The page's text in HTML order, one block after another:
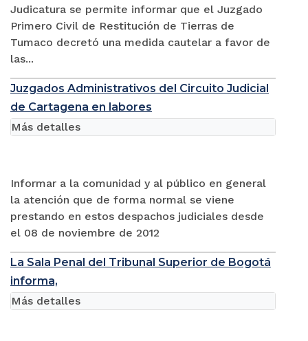
Judicatura se permite informar que el Juzgado
Primero Civil de Restitución de Tierras de
Tumaco decretó una medida cautelar a favor de
las...
Juzgados Administrativos del Circuito Judicial
de Cartagena en labores
Informar a la comunidad y al público en general
la atención que de forma normal se viene
prestando en estos despachos judiciales desde
el 08 de noviembre de 2012
Más detalles
La Sala Penal del Tribunal Superior de Bogotá
informa,
Más detalles